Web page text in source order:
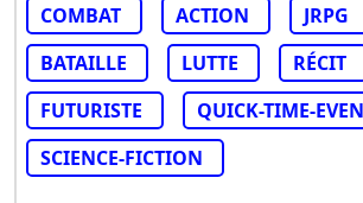
COMBAT
ACTION
JRPG
BATAILLE
LUTTE
RÉCIT
FUTURISTE
QUICK-TIME-
SCIENCE-FICTION